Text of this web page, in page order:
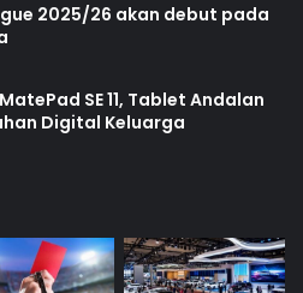
2025/26 akan debut pada
SE 11, Tablet Andalan
Digital Keluarga